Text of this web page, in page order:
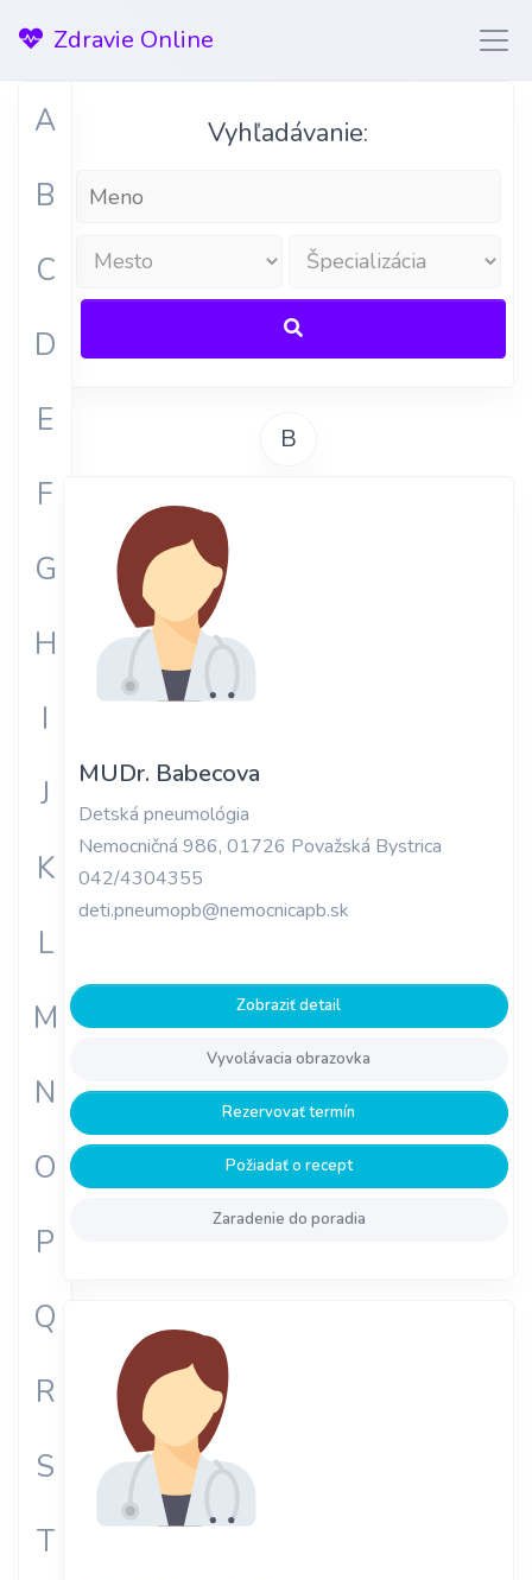
Zdravie Online
A
B
C
D
E
F
G
H
I
J
K
L
M
N
O
P
Q
R
S
T
Vyhľadávanie:
B
MUDr. Babecova
Detská pneumológia
Nemocničná 986, 01726 Považská Bystrica
042/4304355
deti.pneumopb@nemocnicapb.sk
Zobraziť detail
Vyvolávacia obrazovka
Rezervovať termín
Požiadať o recept
Zaradenie do poradia